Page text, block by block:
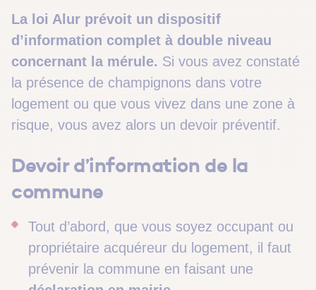
La loi Alur prévoit un dispositif
d’information complet à double niveau
concernant la mérule. Si vous avez constaté
la présence de champignons dans votre
logement ou que vous vivez dans une zone à
risque, vous avez alors un devoir préventif.
Devoir d’information de la
commune
Tout d’abord, que vous soyez occupant ou
propriétaire acquéreur du logement, il faut
prévenir la commune en faisant une